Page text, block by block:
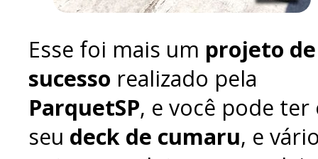
Esse foi mais um projeto de
sucesso realizado pela
ParquetSP, e você pode ter
seu deck de cumaru, e